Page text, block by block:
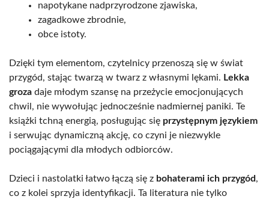
napotykane nadprzyrodzone zjawiska,
zagadkowe zbrodnie,
obce istoty.
Dzięki tym elementom, czytelnicy przenoszą się w świat
przygód, stając twarzą w twarz z własnymi lękami. Lekka
groza daje młodym szansę na przeżycie emocjonujących
chwil, nie wywołując jednocześnie nadmiernej paniki. Te
książki tchną energią, posługując się przystępnym językiem
i serwując dynamiczną akcję, co czyni je niezwykle
pociągającymi dla młodych odbiorców.
Dzieci i nastolatki łatwo łączą się z bohaterami ich przygód,
co z kolei sprzyja identyfikacji. Ta literatura nie tylko